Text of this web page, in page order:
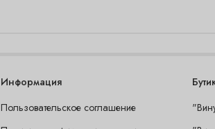
Информация
Пользовательское соглашение